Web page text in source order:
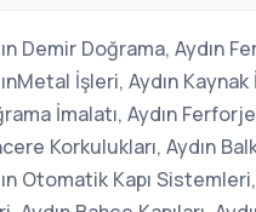
Demir Doğrama, Aydın
İşleri, Aydın Kaynak
İmalatı, Aydın
Korkulukları, Aydın
Otomatik Kapı